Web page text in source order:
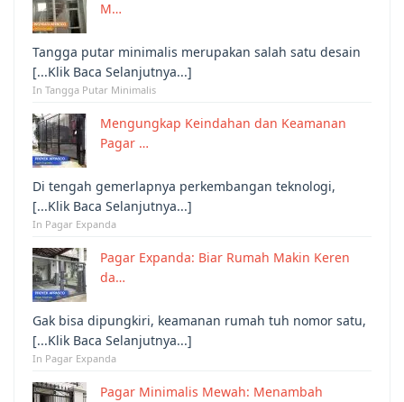
M…
Tangga putar minimalis merupakan salah satu desain
[...Klik Baca Selanjutnya...]
In Tangga Putar Minimalis
Mengungkap Keindahan dan Keamanan
Pagar …
Di tengah gemerlapnya perkembangan teknologi,
[...Klik Baca Selanjutnya...]
In Pagar Expanda
Pagar Expanda: Biar Rumah Makin Keren
da…
Gak bisa dipungkiri, keamanan rumah tuh nomor satu,
[...Klik Baca Selanjutnya...]
In Pagar Expanda
Pagar Minimalis Mewah: Menambah